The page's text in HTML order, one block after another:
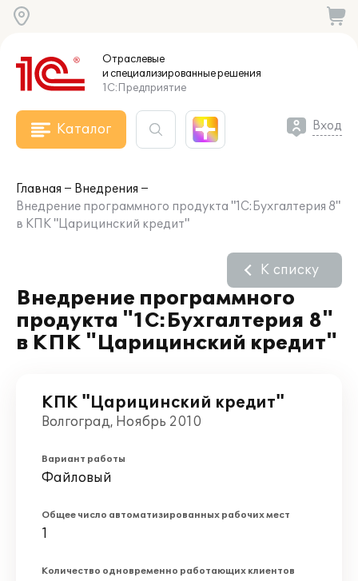
Отраслевые
и специализированныерешения
1С:Предприятие
Каталог Вход
Главная
Внедрения
Внедрение программного продукта "1С:Бухгалтерия 8"
в КПК "Царицинский кредит"
Внедрение программного
продукта "1С:Бухгалтерия 8"
в КПК "Царицинский кредит"
К списку
КПК "Царицинский кредит"
Волгоград, Ноябрь 2010
Вариант работы
Файловый
Общее число автоматизированных рабочих мест
1
Количество одновременно работающих клиентов